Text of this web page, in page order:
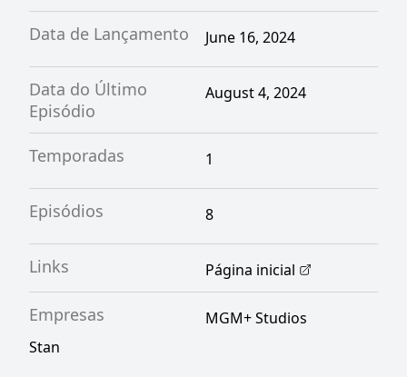
Data de Lançamento June 16, 2024
Data do Último
Episódio
August 4, 2024
Temporadas 1
Episódios 8
Links Página inicial
Empresas
MGM+ Studios
Stan